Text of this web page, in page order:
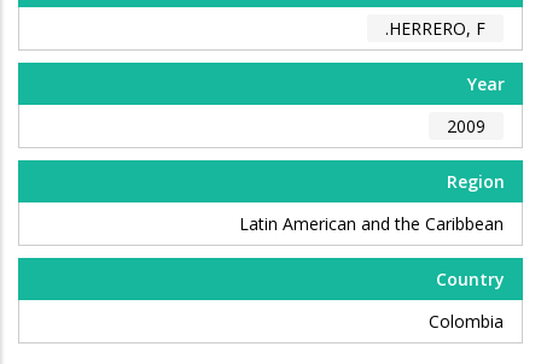
HERRERO, F.
Year
2009
Region
Latin American and the Caribbean
Country
Colombia